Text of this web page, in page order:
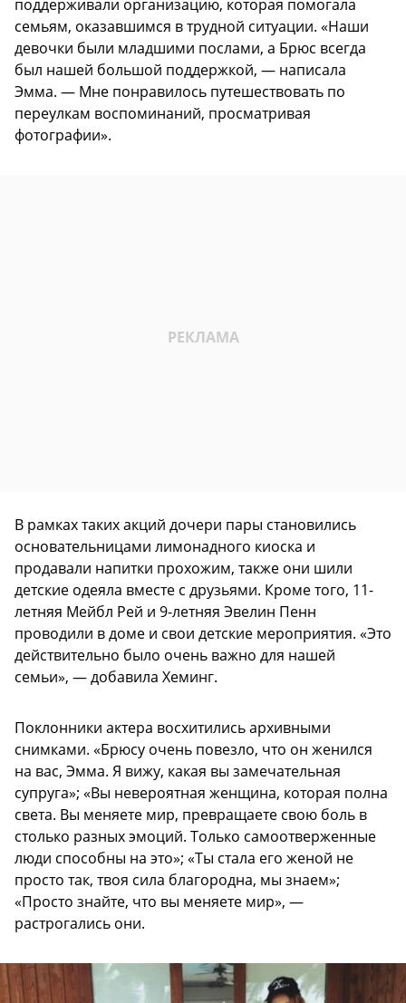
поддерживали организацию, которая помогала
семьям, оказавшимся в трудной ситуации. «Наши
девочки были младшими послами, а Брюс всегда
был нашей большой поддержкой, — написала
Эмма. — Мне понравилось путешествовать по
переулкам воспоминаний, просматривая
фотографии».
В рамках таких акций дочери пары становились
основательницами лимонадного киоска и
продавали напитки прохожим, также они шили
детские одеяла вместе с друзьями. Кроме того, 11-
летняя Мейбл Рей и 9-летняя Эвелин Пенн
проводили в доме и свои детские мероприятия. «Это
действительно было очень важно для нашей
семьи», — добавила Хеминг.
Поклонники актера восхитились архивными
снимками. «Брюсу очень повезло, что он женился
на вас, Эмма. Я вижу, какая вы замечательная
супруга»; «Вы невероятная женщина, которая полна
света. Вы меняете мир, превращаете свою боль в
столько разных эмоций. Только самоотверженные
люди способны на это»; «Ты стала его женой не
просто так, твоя сила благородна, мы знаем»;
«Просто знайте, что вы меняете мир», —
растрогались они.